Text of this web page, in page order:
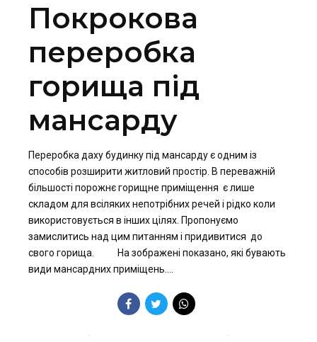
Покрокова
переробка
горища під
мансарду
Переробка даху будинку під мансарду є одним із
способів розширити житловий простір. В переважній
більшості порожнє горищне приміщення є лише
складом для всіляких непотрібних речей і рідко коли
використовується в інших цілях. Пропонуємо
замислитись над цим питанням і придивитися до
свого горища. На зображені показано, які бувають
види мансардних приміщень....